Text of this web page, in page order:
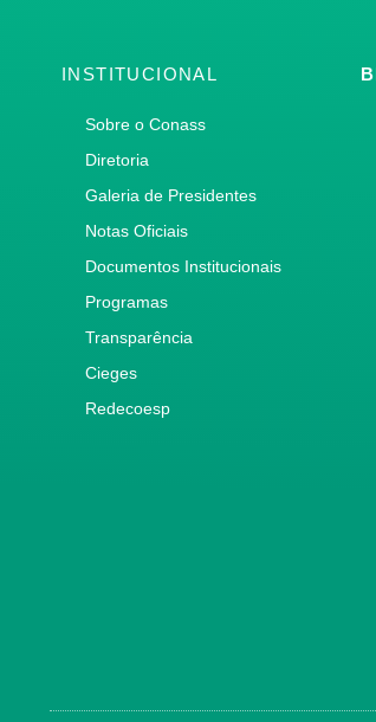
INSTITUCIONAL
Sobre o Conass
Diretoria
Galeria de Presidentes
Notas Oficiais
Documentos Institucionais
Programas
Transparência
Cieges
Redecoesp